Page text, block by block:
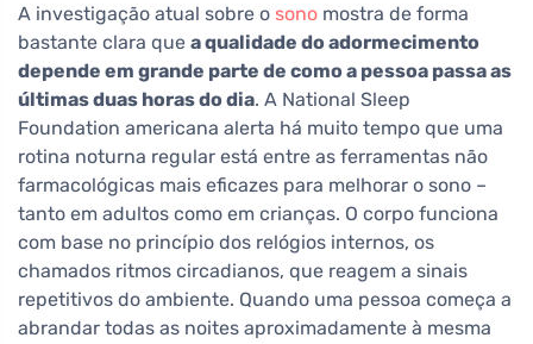
A investigação atual sobre o sono mostra de forma
bastante clara que a qualidade do adormecimento
depende em grande parte de como a pessoa passa as
últimas duas horas do dia. A National Sleep
Foundation americana alerta há muito tempo que uma
rotina noturna regular está entre as ferramentas não
farmacológicas mais eficazes para melhorar o sono –
tanto em adultos como em crianças. O corpo funciona
com base no princípio dos relógios internos, os
chamados ritmos circadianos, que reagem a sinais
repetitivos do ambiente. Quando uma pessoa começa a
abrandar todas as noites aproximadamente à mesma